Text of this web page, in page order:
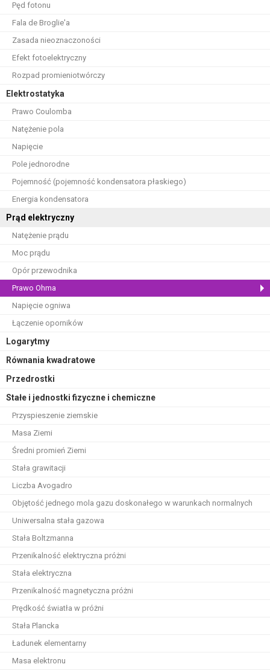
Pęd fotonu
Fala de Broglie'a
Zasada nieoznaczoności
Efekt fotoelektryczny
Rozpad promieniotwórczy
Elektrostatyka
Prawo Coulomba
Natężenie pola
Napięcie
Pole jednorodne
Pojemność (pojemność kondensatora płaskiego)
Energia kondensatora
Prąd elektryczny
Natężenie prądu
Moc prądu
Opór przewodnika
Prawo Ohma
Napięcie ogniwa
Łączenie oporników
Logarytmy
Równania kwadratowe
Przedrostki
Stałe i jednostki fizyczne i chemiczne
Przyspieszenie ziemskie
Masa Ziemi
Średni promień Ziemi
Stała grawitacji
Liczba Avogadro
Objętość jednego mola gazu doskonałego w warunkach normalnych
Uniwersalna stała gazowa
Stała Boltzmanna
Przenikalność elektryczna próżni
Stała elektryczna
Przenikalność magnetyczna próżni
Prędkość światła w próżni
Stała Plancka
Ładunek elementarny
Masa elektronu